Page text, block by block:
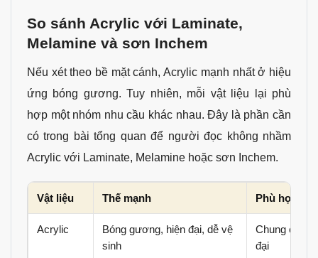
So sánh Acrylic với Laminate,
Melamine và sơn Inchem
Nếu xét theo bề mặt cánh, Acrylic mạnh nhất ở hiệu
ứng bóng gương. Tuy nhiên, mỗi vật liệu lại phù
hợp một nhóm nhu cầu khác nhau. Đây là phần cần
có trong bài tổng quan để người đọc không nhầm
Acrylic với Laminate, Melamine hoặc sơn Inchem.
Vật liệu Thế mạnh Phù hợp với
Acrylic
Bóng gương, hiện đại, dễ vệ
sinh
Chung cư,
đại